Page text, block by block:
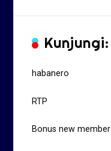
Kunjungi:
habanero
RTP
Bonus new member